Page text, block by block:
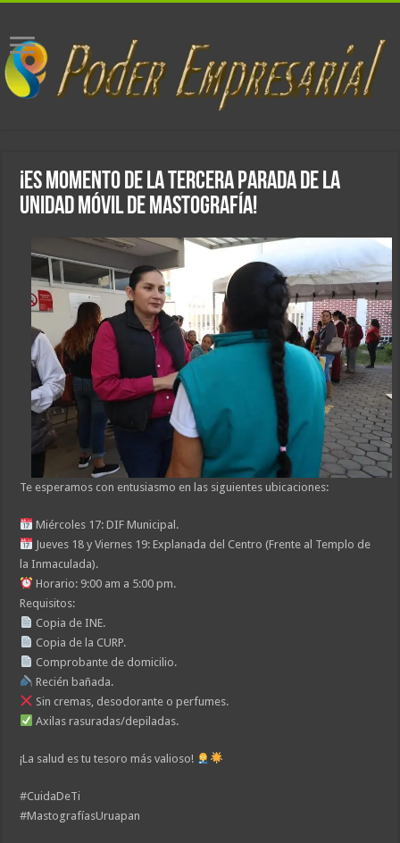
¡Es momento de la tercera parada de la
unidad móvil de mastografía!
Te esperamos con entusiasmo en las siguientes ubicaciones:
Miércoles 17: DIF Municipal.
Jueves 18 y Viernes 19: Explanada del Centro (Frente al Templo de
la Inmaculada).
Horario: 9:00 am a 5:00 pm.
Requisitos:
Copia de INE.
Copia de la CURP.
Comprobante de domicilio.
Recién bañada.
Sin cremas, desodorante o perfumes.
Axilas rasuradas/depiladas.
¡La salud es tu tesoro más valioso!
#CuidaDeTi
#MastografíasUruapan